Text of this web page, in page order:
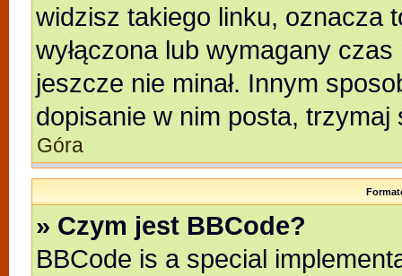
widzisz takiego linku, oznacza
wyłączona lub wymagany
jeszcze nie minał. Innym
dopisanie w nim posta,
Góra
» Czym jest BBCode?
BBCode is a special